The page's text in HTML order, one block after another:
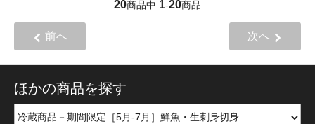
20商品中 1-20商品
前へ 次へ
ほかの商品を探す